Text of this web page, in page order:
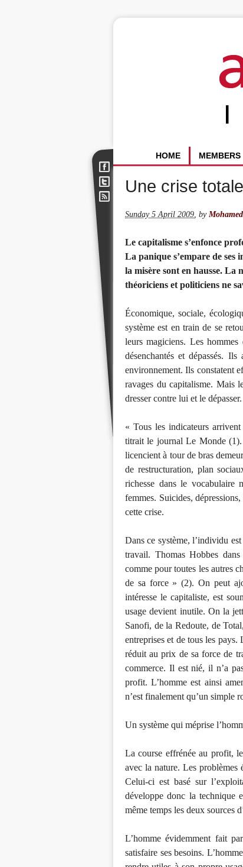
MEMBERS
HOME
Une crise totale
Sunday 5 April 2009, by
Le capitalisme s’enfonce
La panique s’empare de ses
la misère sont en hausse. La
théoriciens et politiciens ne
Économique, sociale,
système est en train de se
leurs magiciens. Les
désenchantés et dépassés.
environnement. Ils constatent
ravages du capitalisme. Mais
dresser contre lui et le dépasser.
« Tous les indicateurs
titrait le journal Le Monde (1).
licencient à tour de bras
de restructuration, plan
richesse dans le vocabulaire
femmes. Suicides,
cette crise.
Dans ce système, l’individu
travail. Thomas Hobbes
comme pour toutes les autres
de sa force » (2). On peut
intéresse le capitaliste, est
usage devient inutile. On la
Sanofi, de la Redoute, de
entreprises et de tous les pays.
réduit au prix de sa force de
commerce. Il est nié, il n’a
profit. L’homme est ainsi
n’est finalement qu’un simple
Un système qui méprise
La course effrénée au profit,
avec la nature. Les problèmes
Celui-ci est basé sur
développe donc la technique
même temps les deux sources
L’homme évidemment fait
satisfaire ses besoins.